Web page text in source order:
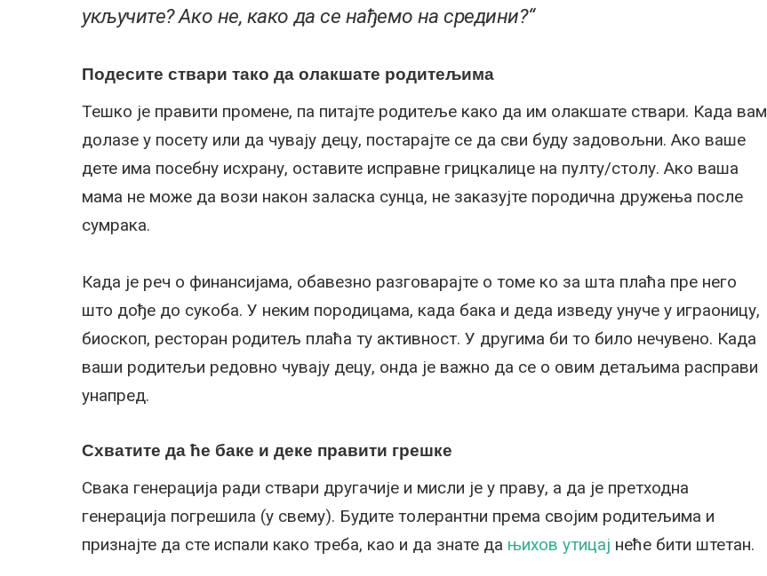
укључите? Ако не, како да се нађемо на средини?“
Подесите ствари тако да олакшате родитељима
Тешко је правити промене, па питајте родитеље како да им олакшате ствари. Када вам
долазе у посету или да чувају децу, постарајте се да сви буду задовољни. Ако ваше
дете има посебну исхрану, оставите исправне грицкалице на пулту/столу. Ако ваша
мама не може да вози након заласка сунца, не заказујте породична дружења после
сумрака.
Када је реч о финансијама, обавезно разговарајте о томе ко за шта плаћа пре него
што дође до сукоба. У неким породицама, када бака и деда изведу унуче у играоницу,
биоскоп, ресторан родитељ плаћа ту активност. У другима би то било нечувено. Када
ваши родитељи редовно чувају децу, онда је важно да се о овим детаљима расправи
унапред.
Схватите да ће баке и деке правити грешке
Свака генерација ради ствари другачије и мисли је у праву, а да је претходна
генерација погрешила (у свему). Будите толерантни према својим родитељима и
признајте да сте испали како треба, као и да знате да њихов утицај неће бити штетан.